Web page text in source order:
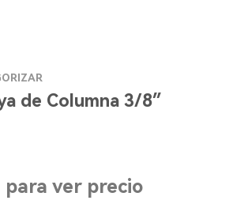
de Columna 3/8″
para ver precio